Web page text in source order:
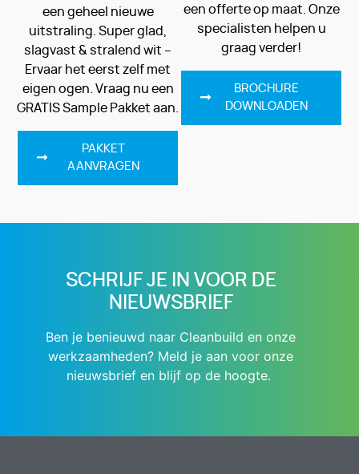
een geheel nieuwe
uitstraling. Super glad,
slagvast & stralend wit –
Ervaar het eerst zelf met
eigen ogen. Vraag nu een
GRATIS Sample Pakket aan.
PAKKET
AANVRAGEN
een offerte op maat. Onze
specialisten helpen u
graag verder!
BROCHURE
DOWNLOADEN
SCHRIJF JE IN VOOR DE
NIEUWSBRIEF
Ben je benieuwd naar Cleanbuild en onze
werkzaamheden? Meld je aan voor onze
nieuwsbrief en blijf op de hoogte.